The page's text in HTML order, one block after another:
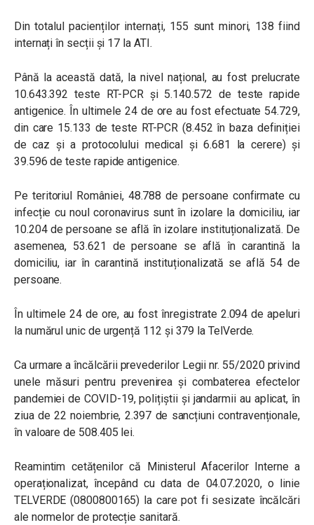
Din totalul pacienților internați, 155 sunt minori, 138 fiind
internați în secții și 17 la ATI.
Până la această dată, la nivel național, au fost prelucrate
10.643.392 teste RT-PCR și 5.140.572 de teste rapide
antigenice. În ultimele 24 de ore au fost efectuate 54.729,
din care 15.133 de teste RT-PCR (8.452 în baza definiției
de caz și a protocolului medical și 6.681 la cerere) și
39.596 de teste rapide antigenice.
Pe teritoriul României, 48.788 de persoane confirmate cu
infecție cu noul coronavirus sunt în izolare la domiciliu, iar
10.204 de persoane se află în izolare instituționalizată. De
asemenea, 53.621 de persoane se află în carantină la
domiciliu, iar în carantină instituționalizată se află 54 de
persoane.
În ultimele 24 de ore, au fost înregistrate 2.094 de apeluri
la numărul unic de urgență 112 și 379 la TelVerde.
Ca urmare a încălcării prevederilor Legii nr. 55/2020 privind
unele măsuri pentru prevenirea și combaterea efectelor
pandemiei de COVID-19, polițiștii și jandarmii au aplicat, în
ziua de 22 noiembrie, 2.397 de sancțiuni contravenționale,
în valoare de 508.405 lei.
Reamintim cetățenilor că Ministerul Afacerilor Interne a
operaționalizat, începând cu data de 04.07.2020, o linie
TELVERDE (0800800165) la care pot fi sesizate încălcări
ale normelor de protecție sanitară.